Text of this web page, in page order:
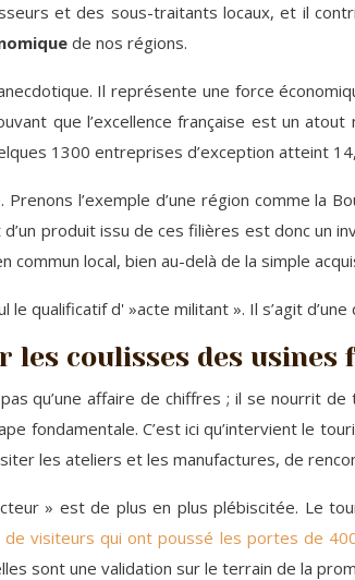
et des sous-traitants locaux, et il
de nos régions.
Il représente une force
que l’excellence française est un
1300 entreprises d’exception atteint
l’exemple d’une région comme la
produit issu de ces filières est donc un
commun local, bien au-delà de la simple
le qualificatif d' »acte militant ». Il s’agit
les coulisses des usines
qu’une affaire de chiffres ; il se nourrit
fondamentale. C’est ici qu’intervient le
les ateliers et les manufactures, de
» est de plus en plus plébiscitée. Le
de visiteurs qui ont poussé les portes de
sont une validation sur le terrain de la